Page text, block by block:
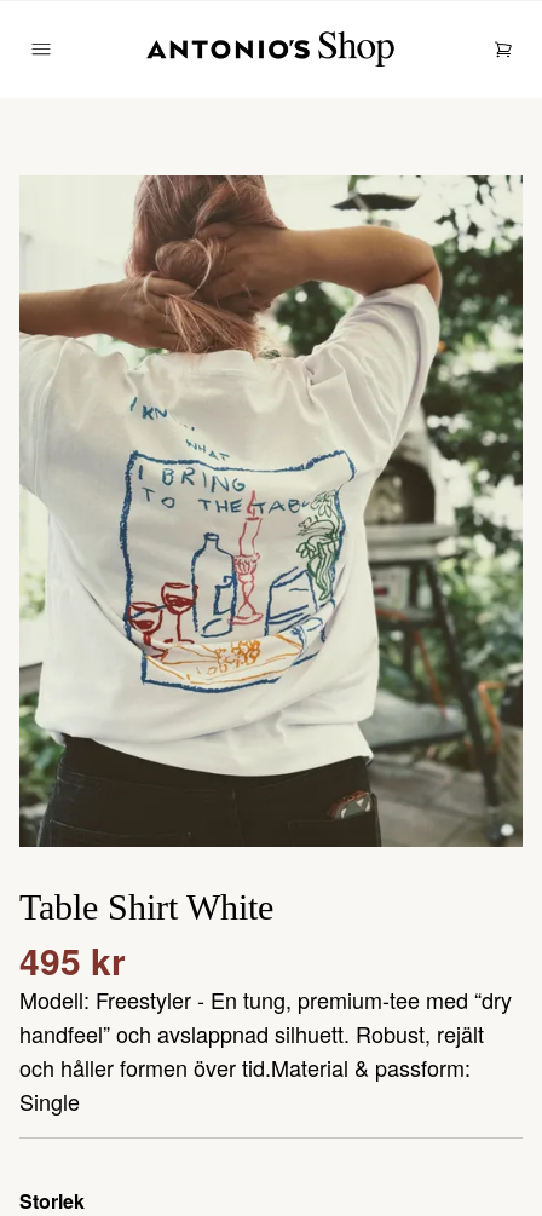
Table Shirt White
495 kr
Modell: Freestyler - En tung, premium-tee med “dry
handfeel” och avslappnad silhuett. Robust, rejält
och håller formen över tid.Material & passform:
Single
Storlek